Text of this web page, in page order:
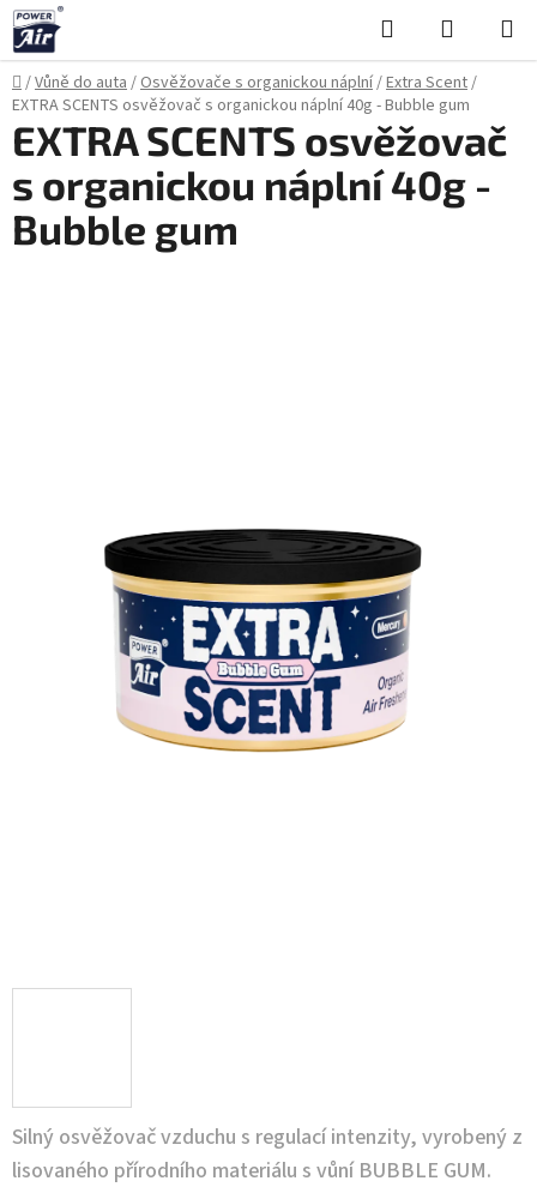
Přejít
na
obsah
Hledat
KOŠÍK
Domů
/Vůně do auta/Osvěžovače s organickou náplní/Extra Scent/
EXTRA SCENTS osvěžovač s organickou náplní 40g - Bubble gum
Silný osvěžovač vzduchu s regulací intenzity, vyrobený z
lisovaného přírodního materiálu s vůní BUBBLE GUM.
EXTRA SCENTS osvěžovač
s organickou náplní 40g -
Bubble gum